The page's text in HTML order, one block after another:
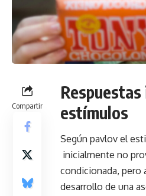
Compartir
estímulos
Según pavlov el
inicialmente no
condicionada, pero
desarrollo de una